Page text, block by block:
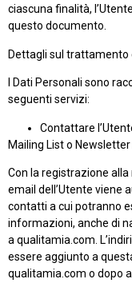
ciascuna finalità,
questo documento.
Dettagli sul trattamento
I Dati Personali sono
seguenti servizi:
Contattare
Mailing List o
Con la registrazione
email dell’Utente viene
contatti a cui potranno
informazioni, anche di
a qualitamia.com.
essere aggiunto a
qualitamia.com o dopo